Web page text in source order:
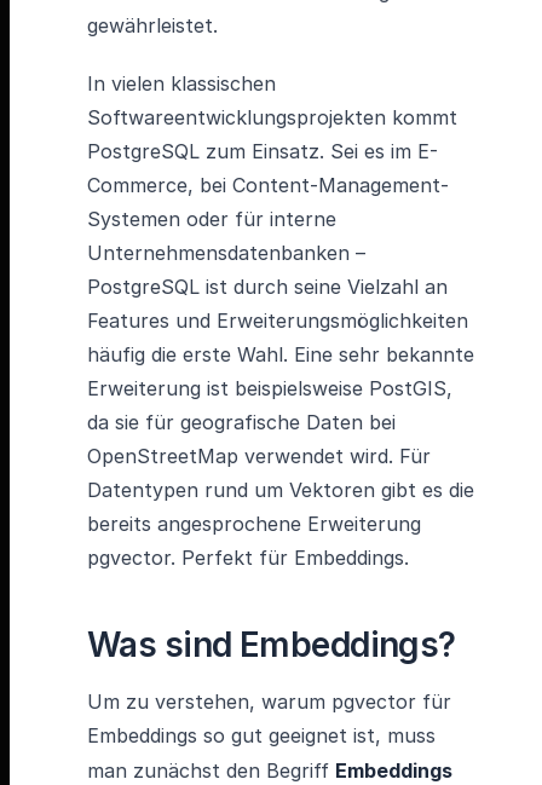
gewährleistet.
In vielen klassischen
Softwareentwicklungsprojekten kommt
PostgreSQL zum Einsatz. Sei es im E-
Commerce, bei Content-Management-
Systemen oder für interne
Unternehmensdatenbanken –
PostgreSQL ist durch seine Vielzahl an
Features und Erweiterungsmöglichkeiten
häufig die erste Wahl. Eine sehr bekannte
Erweiterung ist beispielsweise PostGIS,
da sie für geografische Daten bei
OpenStreetMap verwendet wird. Für
Datentypen rund um Vektoren gibt es die
bereits angesprochene Erweiterung
pgvector. Perfekt für Embeddings.
Was sind Embeddings?
Um zu verstehen, warum pgvector für
Embeddings so gut geeignet ist, muss
man zunächst den Begriff Embeddings